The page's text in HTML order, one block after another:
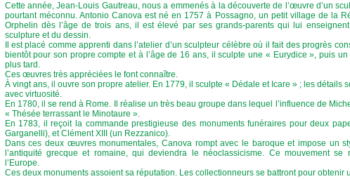
Cette année, Jean-Louis Gautreau, nous a emmenés à la découverte de l’œuvre d’un
pourtant méconnu. Antonio Canova est né en 1757 à Possagno, un petit village de la
Orphelin dès l’âge de trois ans, il est élevé par ses grands-parents qui lui
sculpture et du dessin.
Il est placé comme apprenti dans l’atelier d’un sculpteur célèbre où il fait des progrès
bientôt pour son propre compte et à l’âge de 16 ans, il sculpte une « Eurydice », puis
plus tard.
Ces œuvres très appréciées le font connaître.
À vingt ans, il ouvre son propre atelier. En 1779, il sculpte « Dédale et Icare » ; les détails
avec virtuosité.
En 1780, il se rend à Rome. Il réalise un très beau groupe dans lequel l’influence de
« Thésée terrassant le Minotaure ».
En 1783, il reçoit la commande prestigieuse des monuments funéraires pour deux
Garganelli), et Clément XIII (un Rezzanico).
Dans ces deux œuvres monumentales, Canova rompt avec le baroque et impose un
l’antiquité grecque et romaine, qui deviendra le néoclassicisme. Ce mouvement se
l’Europe.
Ces deux monuments assoient sa réputation. Les collectionneurs se battront pour obtenir